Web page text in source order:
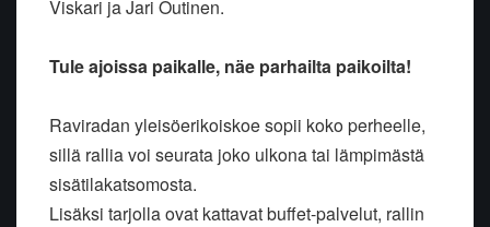
Viskari ja Jari Outinen.
Tule ajoissa paikalle, näe parhailta paikoilta!
Raviradan yleisöerikoiskoe sopii koko perheelle,
sillä rallia voi seurata joko ulkona tai lämpimästä
sisätilakatsomosta.
Lisäksi tarjolla ovat kattavat buffet-palvelut, rallin